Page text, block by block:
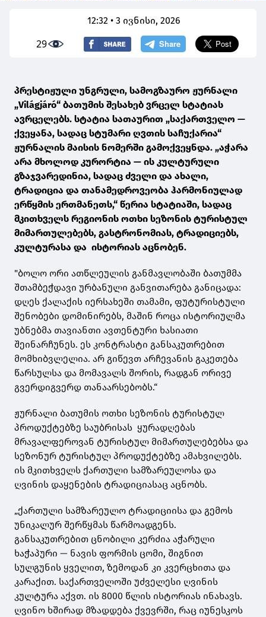
12:32 • 3 ივნისი, 2026
29
პრესტიჟული უნგრული, სამოგზაურო ჟურნალი
„Világjáró“ ბათუმის შესახებ ვრცელ სტატიას
ავრცელებს. სტატია სათაურით „საქართველო —
ქვეყანა, სადაც სტუმარი ღვთის საჩუქარია“
ჟურნალის მაისის ნომერში გამოქვეყნდა. „აჭარა
არა მხოლოდ კურორტია — ის კულტურული
გზაჯვარედინია, სადაც ძველი და ახალი,
ტრადიცია და თანამედროვეობა ჰარმონიულად
ერწყმის ერთმანეთს,“ წერია სტატიაში, სადაც
მკითხველს რეგიონის ოთხი სეზონის ტურისტულ
მიმართულებებს, გასტრონომიას, ტრადიციებს,
კულტურასა და ისტორიას აცნობენ.
"ბოლო ორი ათწლეულის განმავლობაში ბათუმმა
შთამბეჭდავი ურბანული განვითარება განიცადა:
დღეს ქალაქის იერსახეში თამამი, ფუტურისტული
შენობები დომინირებს, მაშინ როცა ისტორიულმა
უბნებმა თავიანთი ავთენტური ხასიათი
შეინარჩუნეს. ეს კონტრასტი განსაკუთრებით
მომხიბვლელია. არ გიწევთ არჩევანის გაკეთება
წარსულსა და მომავალს შორის, რადგან ორივე
გვერდიგვერდ თანაარსებობს.“
ჟურნალი ბათუმის ოთხი სეზონის ტურისტულ
პროდუქტებზე საუბრისას ყურადღებას
მრავალფეროვან ტურისტულ მიმართულებებსა და
სეზონურ ტურისტულ პროდუქტებზე ამახვილებს.
ის მკითხველს ქართული სამზარეულოსა და
ღვინის დაყენების ტრადიციასაც აცნობს.
„ქართული სამზარეულო ტრადიციისა და გემოს
უნიკალურ შერწყმას წარმოადგენს.
განსაკუთრებით ცნობილი კერძია აჭარული
ხაჭაპური — ნავის ფორმის ცომი, შიგნით
სულგუნის ყველით, ზემოდან კი კვერცხითა და
კარაქით. საქართველოში უძველესი ღვინის
კულტურა აქვთ. ის 8000 წლის ისტორიას ინახავს.
ღვინო ხშირად მზადდება ქვევრში, რაც იუნესკოს